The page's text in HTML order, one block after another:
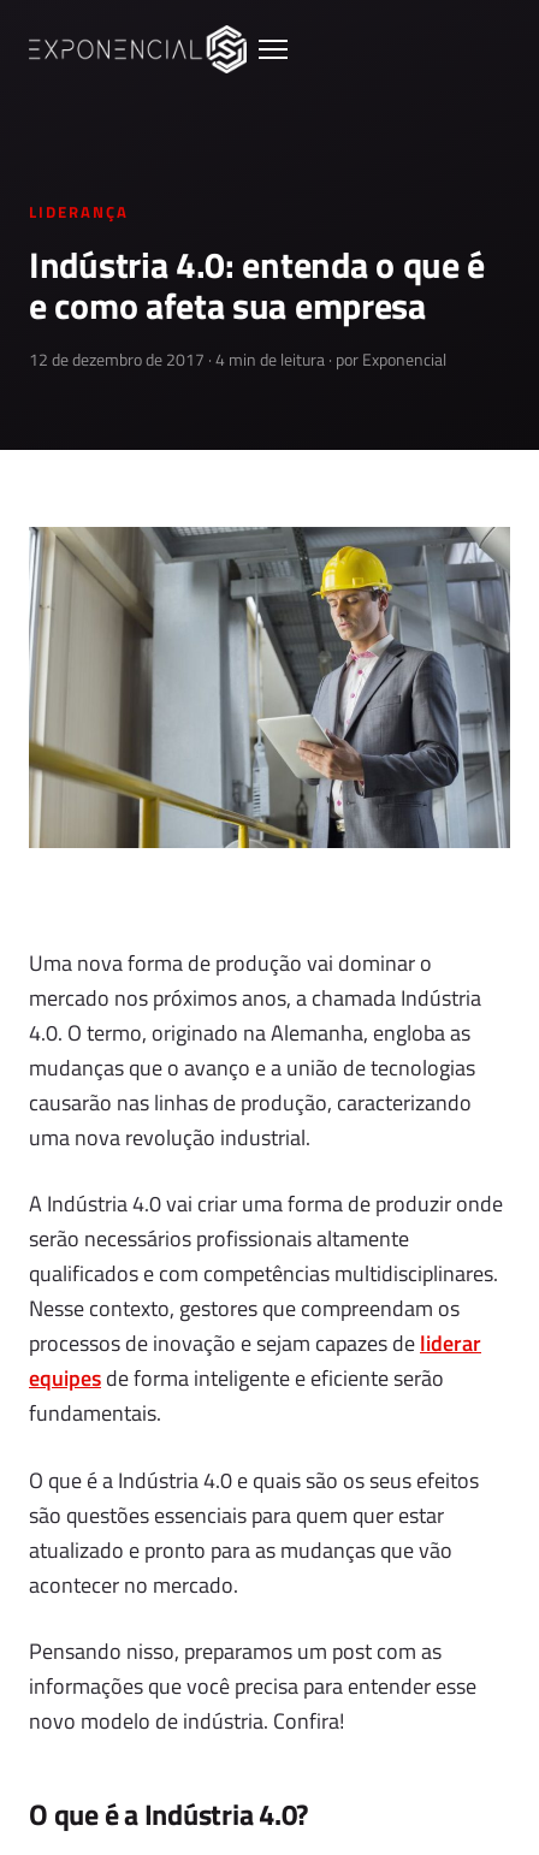
LIDERANÇA
Indústria 4.0: entenda o que é
e como afeta sua empresa
12 de dezembro de 2017 · 4 min de leitura · por Exponencial
Uma nova forma de produção vai dominar o
mercado nos próximos anos, a chamada Indústria
4.0. O termo, originado na Alemanha, engloba as
mudanças que o avanço e a união de tecnologias
causarão nas linhas de produção, caracterizando
uma nova revolução industrial.
A Indústria 4.0 vai criar uma forma de produzir onde
serão necessários profissionais altamente
qualificados e com competências multidisciplinares.
Nesse contexto, gestores que compreendam os
processos de inovação e sejam capazes deliderar
equipesde forma inteligente e eficiente serão
fundamentais.
O que é a Indústria 4.0 e quais são os seus efeitos
são questões essenciais para quem quer estar
atualizado e pronto para as mudanças que vão
acontecer no mercado.
Pensando nisso, preparamos um post com as
informações que você precisa para entender esse
novo modelo de indústria. Confira!
O que é a Indústria 4.0?